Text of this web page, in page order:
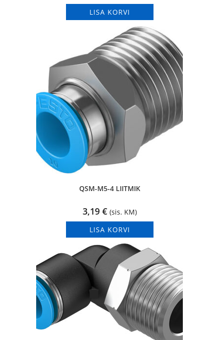
LISA KORVI
QSM-M5-4 LIITMIK
3,19 € (sis. KM)
LISA KORVI